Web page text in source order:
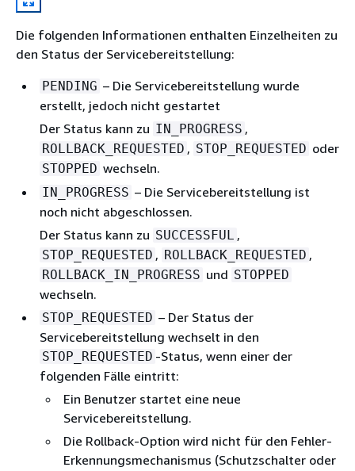
Die folgenden Informationen enthalten Einzelheiten zu
den Status der Servicebereitstellung:
PENDING – Die Servicebereitstellung wurde
erstellt, jedoch nicht gestartet
Der Status kann zu IN_PROGRESS ,
ROLLBACK_REQUESTED , STOP_REQUESTED oder
STOPPED wechseln.
IN_PROGRESS – Die Servicebereitstellung ist
noch nicht abgeschlossen.
Der Status kann zu SUCCESSFUL ,
STOP_REQUESTED , ROLLBACK_REQUESTED ,
ROLLBACK_IN_PROGRESS und STOPPED
wechseln.
STOP_REQUESTED – Der Status der
Servicebereitstellung wechselt in den
STOP_REQUESTED -Status, wenn einer der
folgenden Fälle eintritt:
Ein Benutzer startet eine neue
Servicebereitstellung.
Die Rollback-Option wird nicht für den Fehler-
Erkennungsmechanismus (Schutzschalter oder